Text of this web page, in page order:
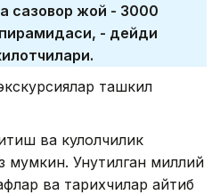
сазовор жой - 3000
- дейди
ташкил
ва кулолчилик
мумкин. Унутилган миллий
ва тарихчилар айтиб